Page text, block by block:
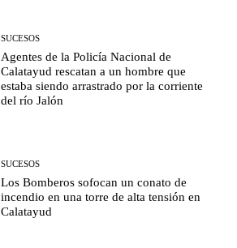
SUCESOS
Agentes de la Policía Nacional de
Calatayud rescatan a un hombre que
estaba siendo arrastrado por la corriente
del río Jalón
SUCESOS
Los Bomberos sofocan un conato de
incendio en una torre de alta tensión en
Calatayud